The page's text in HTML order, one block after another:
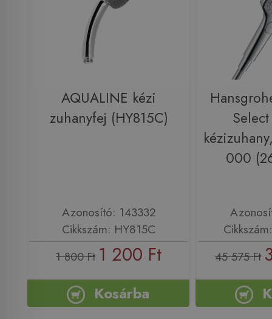
AQUALINE kézi
zuhanyfej (HY815C)
Azonosító: 143332
Cikkszám: HY815C
1 800 Ft 1 200 Ft
Kosárba
000
45 575 Ft